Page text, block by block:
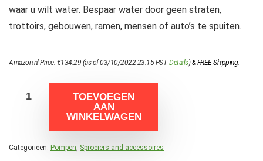
waar u wilt water. Bespaar water door geen straten,
trottoirs, gebouwen, ramen, mensen of auto’s te spuiten.
Amazon.nl Price:€134.29 (as of 03/10/2022 23:15 PST-Details)&FREE Shipping.
TOEVOEGEN
AAN
WINKELWAGEN
Categorieën: Pompen, Sproeiers and accessoires